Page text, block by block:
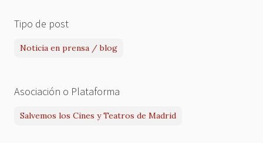
Tipo de post
Noticia en prensa / blog
Asociación o Plataforma
Salvemos los Cines y Teatros de Madrid